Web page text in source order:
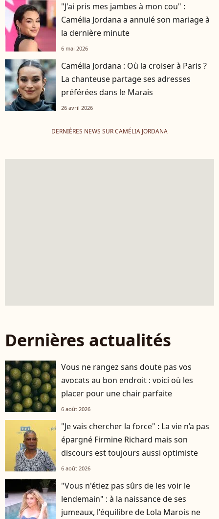
"J'ai pris mes jambes à mon cou" :
Camélia Jordana a annulé son mariage à
la dernière minute
6 mai 2026
Camélia Jordana : Où la croiser à Paris ?
La chanteuse partage ses adresses
préférées dans le Marais
26 avril 2026
DERNIÈRES NEWS SUR CAMÉLIA JORDANA
Dernières actualités
Vous ne rangez sans doute pas vos
avocats au bon endroit : voici où les
placer pour une chair parfaite
6 août 2026
"Je vais chercher la force" : La vie n’a pas
épargné Firmine Richard mais son
discours est toujours aussi optimiste
6 août 2026
"Vous n'étiez pas sûrs de les voir le
lendemain" : à la naissance de ses
jumeaux, l'équilibre de Lola Marois ne